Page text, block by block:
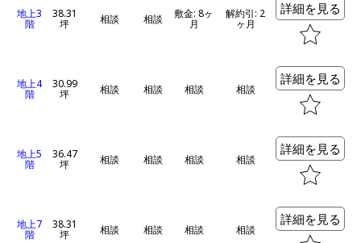
地上3
階
38.31
坪 相談 相談 敷金: 8ヶ
月
解約引: 2
ヶ月
詳細を見る
地上4
階
30.99
坪 相談 相談 相談 相談
詳細を見る
地上5
階
36.47
坪 相談 相談 相談 相談
詳細を見る
地上7
階
38.31
坪 相談 相談 相談 相談
詳細を見る